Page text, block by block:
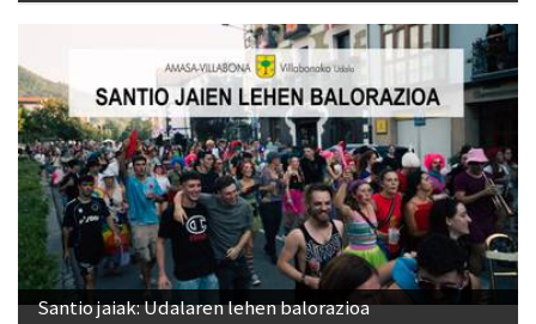
Santio jaiak: Udalaren lehen balorazioa